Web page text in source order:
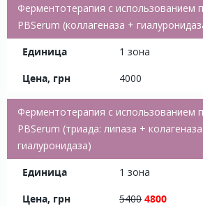
Ферментотерапия с использованием
PBSerum (коллагеназа +
1 зона
4000
Ферментотерапия с использованием
PBSerum (триада: липаза +
гиалуронидаза)
1 зона
5400 4800